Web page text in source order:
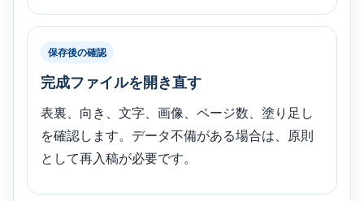
保存後の確認
完成ファイルを開き直す
表裏、向き、文字、画像、ページ数、塗り足し
を確認します。データ不備がある場合は、原則
として再入稿が必要です。